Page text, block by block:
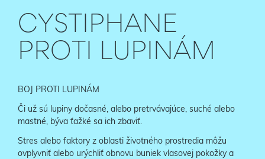
CYSTIPHANE
PROTI LUPINÁM
BOJ PROTI LUPINÁM
Či už sú lupiny dočasné, alebo pretrvávajúce, suché alebo
mastné, býva ťažké sa ich zbaviť.
Stres alebo faktory z oblasti životného prostredia môžu
ovplyvniť alebo urýchliť obnovu buniek vlasovej pokožky a